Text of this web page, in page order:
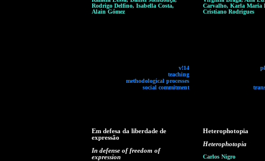
Rodrigo Delfino, Isabella Costa,
Alain Gómez
v!14
teaching
methodological processes
social commitment
Carvalho, Karla Maria
Cristiano Rodrigues
Em defesa da liberdade de
expressão
In defense of freedom of
expression
Heterophotopia
Heterophotopia
Carlos Nigro